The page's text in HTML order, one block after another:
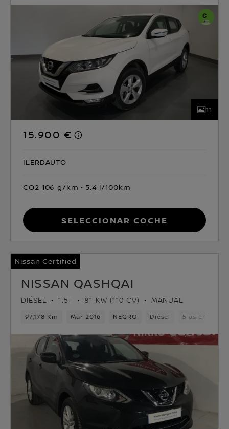
11
15.900 €
ILERDAUTO
CO2 106 g/km 5.4 l/100km
Seleccionar coche
Nissan Certified
NISSAN QASHQAI
DIÉSEL 1.5 l 81 KW (110 CV) MANUAL
97,178 Km Mar 2016 NEGRO Diésel 5 asientos